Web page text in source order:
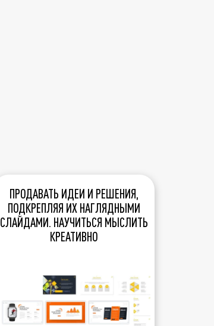
ПРОДАВАТЬ ИДЕИ И РЕШЕНИЯ,
ПОДКРЕПЛЯЯ ИХ НАГЛЯДНЫМИ
СЛАЙДАМИ. НАУЧИТЬСЯ МЫСЛИТЬ
КРЕАТИВНО